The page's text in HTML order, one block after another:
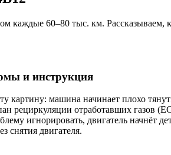
каждые 60–80 тыс. км. Рассказываем,
и инструкция
машина начинает плохо
рециркуляции отработавших газов
игнорировать, двигатель начнёт
снятия двигателя.